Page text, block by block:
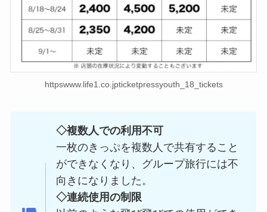
httpswww.life1.co.jpticketpressyouth_18_tickets
◇複数人での利用不可
一枚のきっぷを複数人で共有すること
ができなくなり、グループ旅行には不
向きになりました。
◇連続使用の制限